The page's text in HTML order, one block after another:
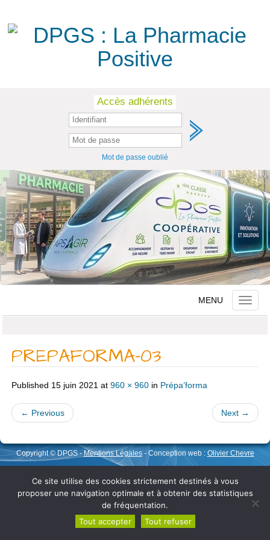
Accès adhérents
Mot de passe oublié
Toggle
MENU
PREPAFORMA-03
Published 15 juin 2021 at 960 × 960 in Prépa’forma
← Previous Next →
Copyright © DPGS - Mentions Légales- Conception web : Olivier Chevre
Ce site utilise des cookies strictement destinés à vous
proposer une navigation optimale et à obtenir des statistiques
de fréquentation.
Tout accepter
Tout refuser